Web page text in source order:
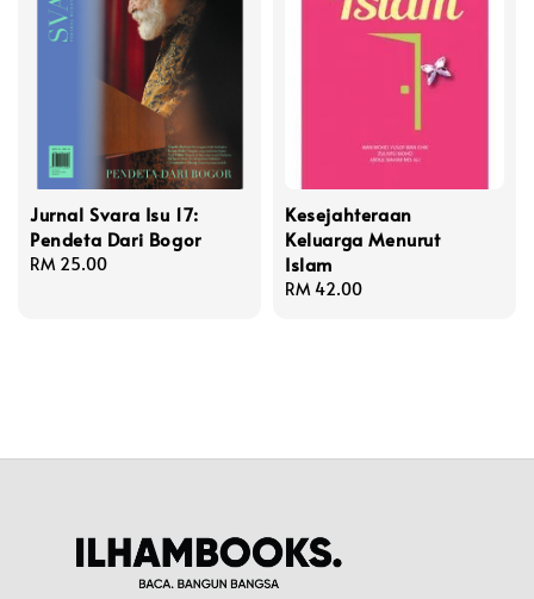
Jurnal Svara Isu 17:
Pendeta Dari Bogor
Regular
RM 25.00
Kesejahteraan
Keluarga Menurut
Islam
Regular
RM 42.00